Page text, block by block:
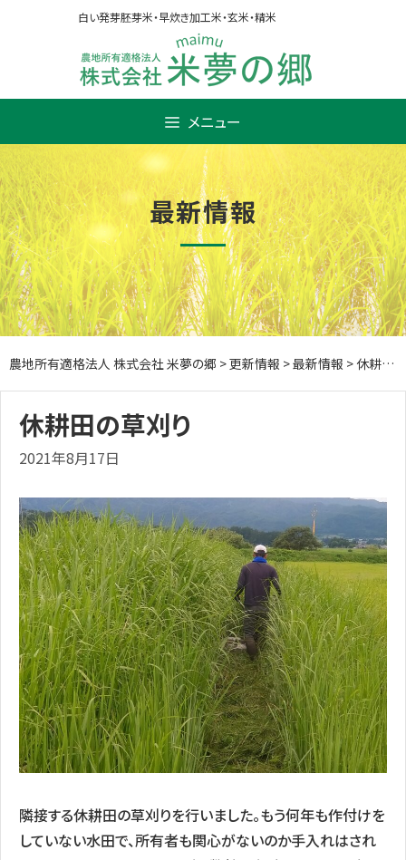
白い発芽胚芽米・早炊き加工米・玄米・精米
メニュー
最新情報
農地所有適格法人 株式会社 米夢の郷 >更新情報 >最新情報 > 休耕田の草刈り
休耕田の草刈り
2021年8月17日
隣接する休耕田の草刈りを行いました。もう何年も作付けを
していない水田で、所有者も関心がないのか手入れはされ